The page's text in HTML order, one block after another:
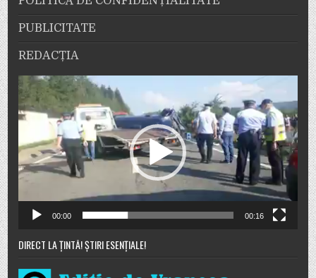
PUBLICITATE
REDACȚIA
Player
video
00:00 00:16
DIRECT LA ȚINTĂ! ȘTIRI ESENȚIALE!